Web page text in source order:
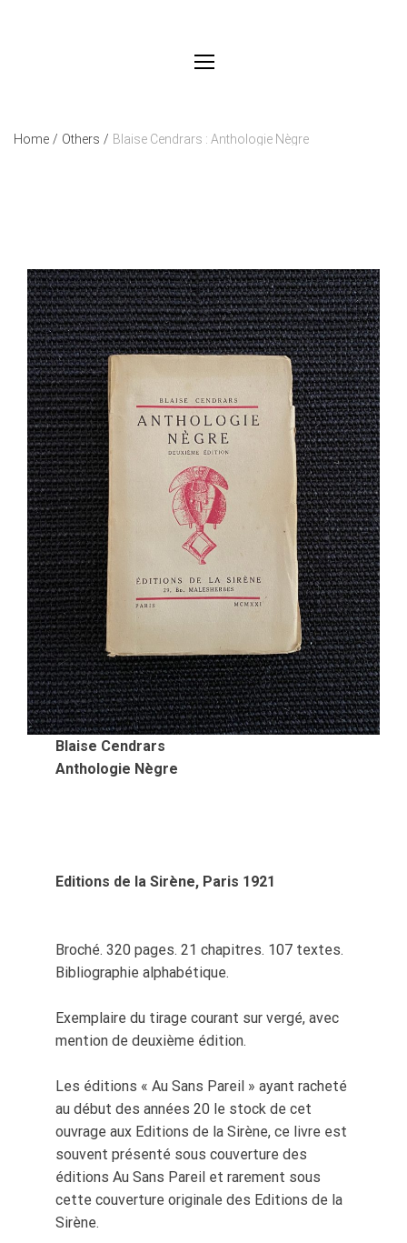
Home / Others / Blaise Cendrars : Anthologie Nègre
Blaise Cendrars
Anthologie Nègre
Editions de la Sirène, Paris 1921
Broché. 320 pages. 21 chapitres. 107 textes.
Bibliographie alphabétique.
Exemplaire du tirage courant sur vergé, avec
mention de deuxième édition.
Les éditions « Au Sans Pareil » ayant racheté
au début des années 20 le stock de cet
ouvrage aux Editions de la Sirène, ce livre est
souvent présenté sous couverture des
éditions Au Sans Pareil et rarement sous
cette couverture originale des Editions de la
Sirène.